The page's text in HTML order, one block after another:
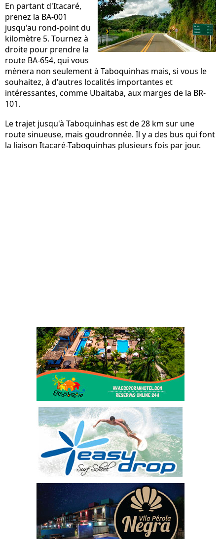
En partant d'Itacaré,
prenez la BA-001
jusqu'au rond-point du
kilomètre 5. Tournez à
droite pour prendre la
route BA-654, qui vous
mènera non seulement à Taboquinhas mais, si vous le
souhaitez, à d'autres localités importantes et
intéressantes, comme Ubaitaba, aux marges de la BR-
101.
Le trajet jusqu'à Taboquinhas est de 28 km sur une
route sinueuse, mais goudronnée. Il y a des bus qui font
la liaison Itacaré-Taboquinhas plusieurs fois par jour.